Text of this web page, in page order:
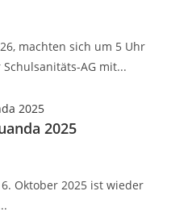
machten sich um 5 Uhr
AG mit...
2025
Oktober 2025 ist wieder